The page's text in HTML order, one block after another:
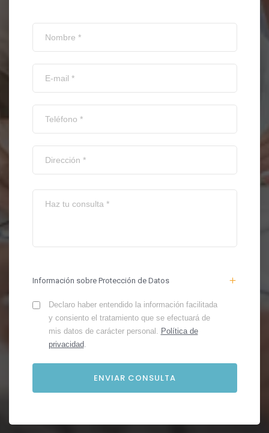
Información sobre Protección de Datos
Declaro haber entendido la información facilitada
y consiento el tratamiento que se efectuará de
mis datos de carácter personal. Política de
privacidad.